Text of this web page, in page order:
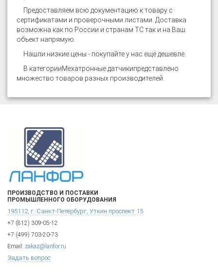
Предоставляем всю документацию к товару с
сертификатами и проверочными листами. Доставка
возможна как по России и странам ТС так и на Ваш
объект напрямую.
Нашли низкие цены - покупайте у нас ещё дешевле.
В категорииМехатронные датчикипредставлено
множество товаров разных производителей.
ПРОИЗВОДСТВО И ПОСТАВКИ
ПРОМЫШЛЕННОГО ОБОРУДОВАНИЯ
195112, г. Санкт-Петербург, Уткин проспект 15
+7 (812) 309-05-12
+7 (499) 703-20-73
Email: zakaz@lanfor.ru
Задать вопрос